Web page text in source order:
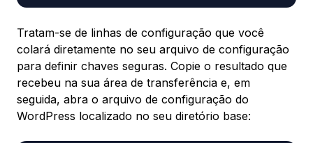
Tratam-se de linhas de configuração que você
colará diretamente no seu arquivo de configuração
para definir chaves seguras. Copie o resultado que
recebeu na sua área de transferência e, em
seguida, abra o arquivo de configuração do
WordPress localizado no seu diretório base: